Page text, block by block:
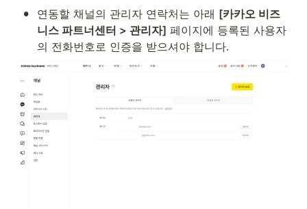
• 연동할 채널의 관리자 연락처는 아래 [카카오 비즈
니스 파트너센터 > 관리자] 페이지에 등록된 사용자
의 전화번호로 인증을 받으셔야 합니다.